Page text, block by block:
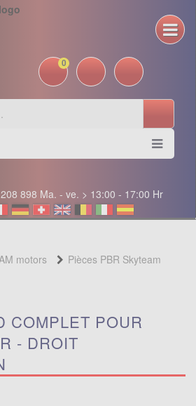
0
898 Ma. - ve. > 13:00 - 17:00 Hr
motors
Pièces PBR Skyteam
COMPLET POUR
- DROIT